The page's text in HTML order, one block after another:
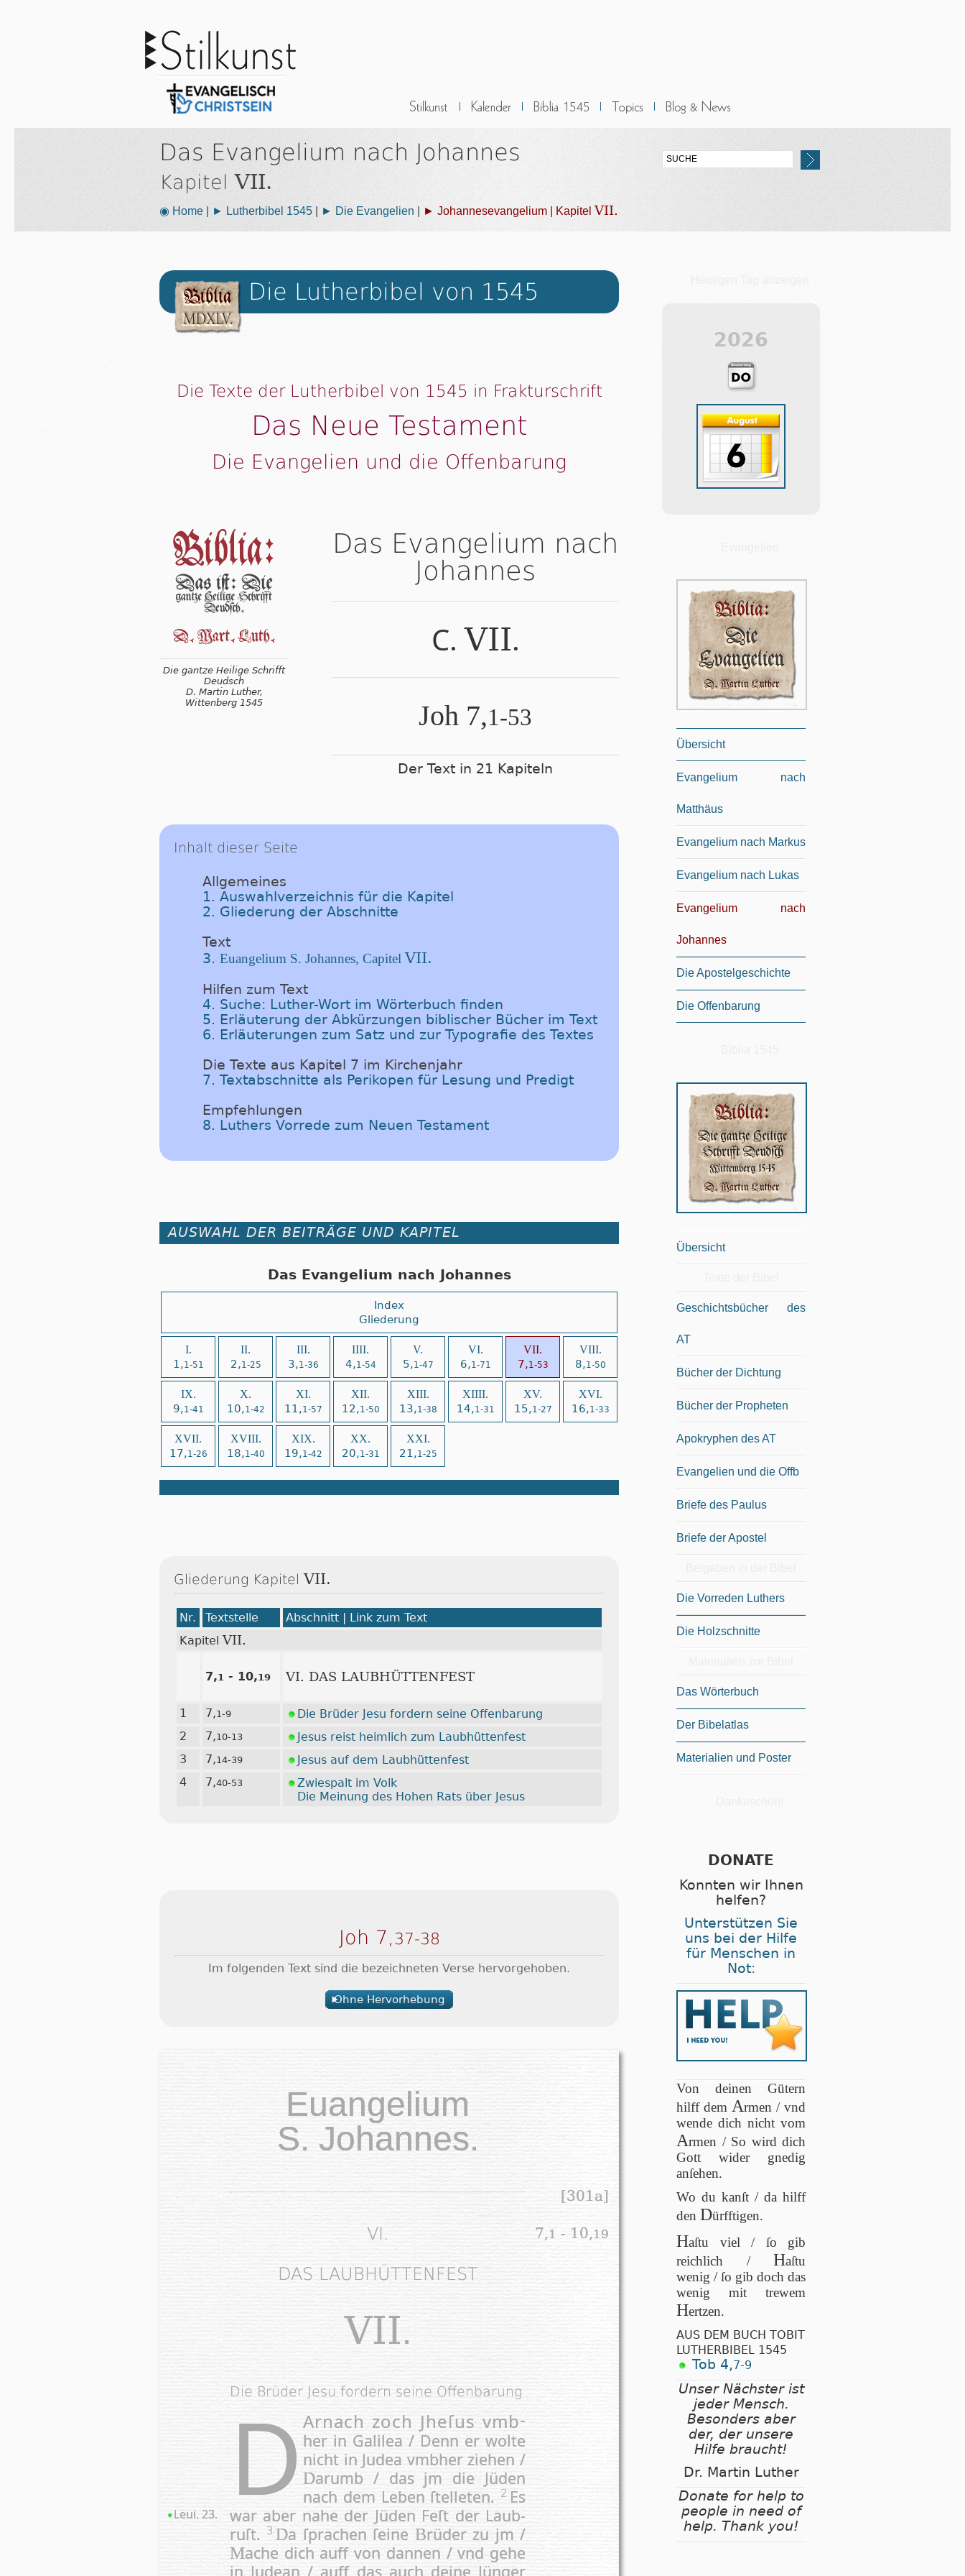
Das Evangelium nach Johannes
KapitelVII.
◉ Home ► Lutherbibel 1545 ► Die Evangelien ► Johannesevangelium | Kapitel VII.
Die Lutherbibel von 1545
Die Texte der Lutherbibel von 1545 in Frakturschrift
Das Neue Testament
Die Evangelien und die Offenbarung
Die gantze Heilige Schrifft
Deudsch
D. Martin Luther,
Wittenberg 1545
Das Evangelium nach
Johannes
C.VII.
Joh 7,1-53
Der Text in 21 Kapiteln
Inhalt dieser Seite
Allgemeines
1. Auswahlverzeichnis für die Kapitel
2. Gliederung der Abschnitte
Text
3. Euangelium S. Johannes, Capitel VII.
Hilfen zum Text
4. Suche: Luther-Wort im Wörterbuch finden
5. Erläuterung der Abkürzungen biblischer Bücher im Text
6. Erläuterungen zum Satz und zur Typografie des Textes
Die Texte aus Kapitel 7 im Kirchenjahr
7. Textabschnitte als Perikopen für Lesung und Predigt
Empfehlungen
8. Luthers Vorrede zum Neuen Testament
AUSWAHL DER BEITRÄGE UND KAPITEL
Das Evangelium nach Johannes
Index
Gliederung
I.
1,1-51
II.
2,1-25
III.
3,1-36
IIII.
4,1-54
V.
5,1-47
VI.
6,1-71
VII.
7,1-53
VIII.
8,1-50
IX.
9,1-41
X.
10,1-42
XI.
11,1-57
XII.
12,1-50
XIII.
13,1-38
XIIII.
14,1-31
XV.
15,1-27
XVI.
16,1-33
XVII.
17,1-26
XVIII.
18,1-40
XIX.
19,1-42
XX.
20,1-31
XXI.
21,1-25
Gliederung Kapitel VII.
Nr. Textstelle
Abschnitt | Link zum Text
KapitelVII.
7,1 - 10,19 VI. DAS LAUBHÜTTENFEST
1 7,1-9
Die Brüder Jesu fordern seine Offenbarung
2
7,10-13
Jesus reist heimlich zum Laubhüttenfest
3
7,14-39
Jesus auf dem Laubhüttenfest
4
7,40-53
Zwiespalt im Volk
Die Meinung des Hohen Rats über Jesus
Joh 7,37-38
Im folgenden Text sind die bezeichneten Verse hervorgehoben.
Ohne Hervorhebung
Euangelium
S. Johannes.
[301a]
VI.
DAS LAUBHÜTTENFEST
7,1 - 10,19
VII.
Die Brüder Jesu fordern seine Offenbarung
Leui. 23. D Arnach zoch Jhe­ſus vmb­
her in Ga­li­lea / Denn er wolte
nicht in Ju­dea vmb­her ziehen /
Dar­umb / das jm die Jü­den
nach dem Leben ſtel­le­ten. 2 Es
war aber nahe der Jü­den Feſt der Laub­
ruſt. 3 Da ſpra­chen ſei­ne Brüder zu jm /
Mache dich auff von dannen / vnd gehe
in Judean / auff das auch deine Jünger
2026
Übersicht
Evangelium nach
Matthäus
Evangelium nach Markus
Evangelium nach Lukas
Evangelium nach
Johannes
Die Apostelgeschichte
Die Offenbarung
Übersicht
Geschichtsbücher des
AT
Bücher der Dichtung
Bücher der Propheten
Apokryphen des AT
Evangelien und die Offb
Briefe des Paulus
Briefe der Apostel
Die Vorreden Luthers
Die Holzschnitte
Das Wörterbuch
Der Bibelatlas
Materialien und Poster
DONATE
Konnten wir Ihnen
helfen?
Unterstützen Sie
uns bei der Hilfe
für Menschen in
Not:
Von deinen Gütern
hilff dem Armen / vnd
wende dich nicht vom
Armen / So wird dich
Gott wider gnedig
anſehen.
Wo du kanſt / da hilff
den Dürfftigen.
Haſtu viel / ſo gib
reichlich / Haſtu
wenig / ſo gib doch das
wenig mit trewem
Hertzen.
AUS DEM BUCH TOBIT
LUTHERBIBEL 1545
Tob 4,7-9
Unser Nächster ist
jeder Mensch.
Besonders aber
der, der unsere
Hilfe braucht!
Dr. Martin Luther
Donate for help to
people in need of
help. Thank you!